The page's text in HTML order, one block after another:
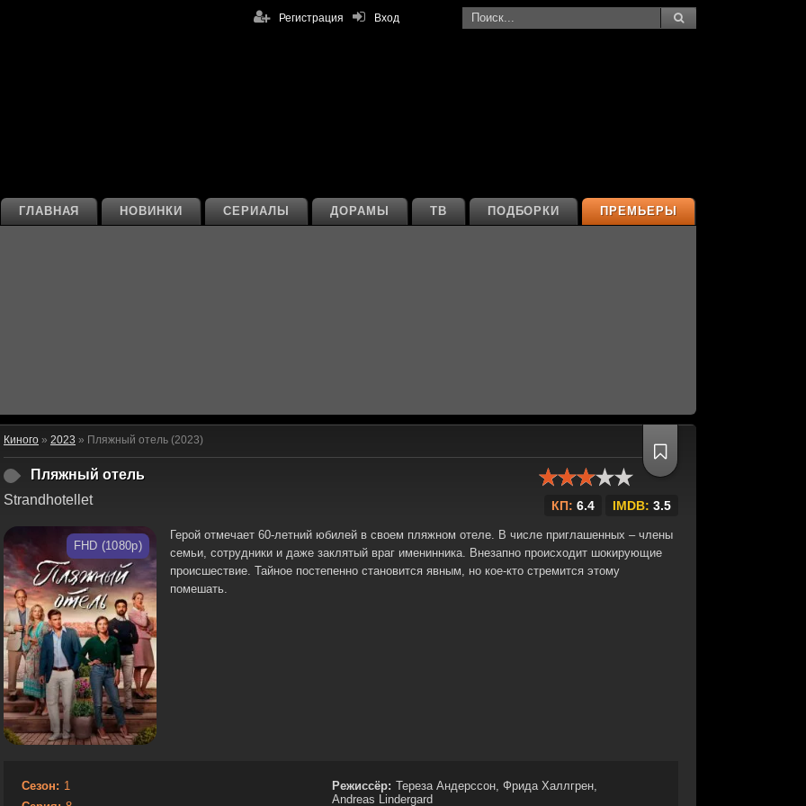
Вход
Регистрация
ПРЕМЬЕРЫ
ПОДБОРКИ
ТВ
ДОРАМЫ
СЕРИАЛЫ
НОВИНКИ
ГЛАВНАЯ
Киного » 2023 » Пляжный отель (2023)
Пляжный отель
Strandhotellet
КП: 6.4 IMDB: 3.5
FHD (1080p)
Герой отмечает 60-летний юбилей в своем пляжном отеле. В числе приглашенных – члены
семьи, сотрудники и даже заклятый враг именинника. Внезапно происходит шокирующие
происшествие. Тайное постепенно становится явным, но кое-кто стремится этому
помешать.
Сезон: 1
Режиссёр: Тереза Андерссон, Фрида Халлгрен,
Andreas Lindergard